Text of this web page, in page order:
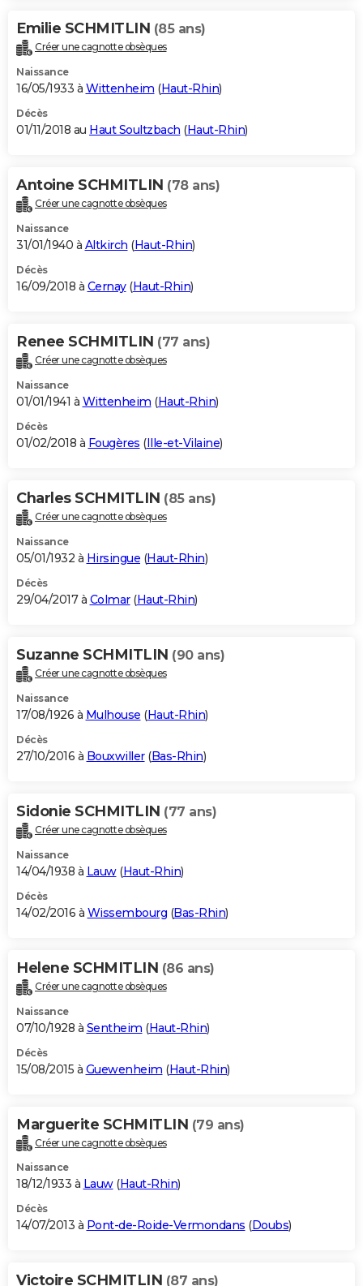
Emilie SCHMITLIN (85 ans)
Créer une cagnotte obsèques
Naissance
16/05/1933 à Wittenheim (Haut-Rhin)
Décès
01/11/2018 au Haut Soultzbach (Haut-Rhin)
Antoine SCHMITLIN (78 ans)
Créer une cagnotte obsèques
Naissance
31/01/1940 à Altkirch (Haut-Rhin)
Décès
16/09/2018 à Cernay(Haut-Rhin)
Renee SCHMITLIN (77 ans)
Créer une cagnotte obsèques
Naissance
01/01/1941 à Wittenheim (Haut-Rhin)
Décès
01/02/2018 à Fougères (Ille-et-Vilaine)
Charles SCHMITLIN (85 ans)
Créer une cagnotte obsèques
Naissance
05/01/1932 à Hirsingue (Haut-Rhin)
Décès
29/04/2017 à Colmar(Haut-Rhin)
Suzanne SCHMITLIN (90 ans)
Créer une cagnotte obsèques
Naissance
17/08/1926 à Mulhouse (Haut-Rhin)
Décès
27/10/2016 à Bouxwiller(Bas-Rhin)
Sidonie SCHMITLIN (77 ans)
Créer une cagnotte obsèques
Naissance
14/04/1938 à Lauw(Haut-Rhin)
Décès
14/02/2016 à Wissembourg (Bas-Rhin)
Helene SCHMITLIN (86 ans)
Créer une cagnotte obsèques
Naissance
07/10/1928 à Sentheim (Haut-Rhin)
Décès
15/08/2015 à Guewenheim (Haut-Rhin)
Marguerite SCHMITLIN (79 ans)
Créer une cagnotte obsèques
Naissance
18/12/1933 à Lauw(Haut-Rhin)
Décès
14/07/2013 à Pont-de-Roide-Vermondans (Doubs)
Victoire SCHMITLIN (87 ans)